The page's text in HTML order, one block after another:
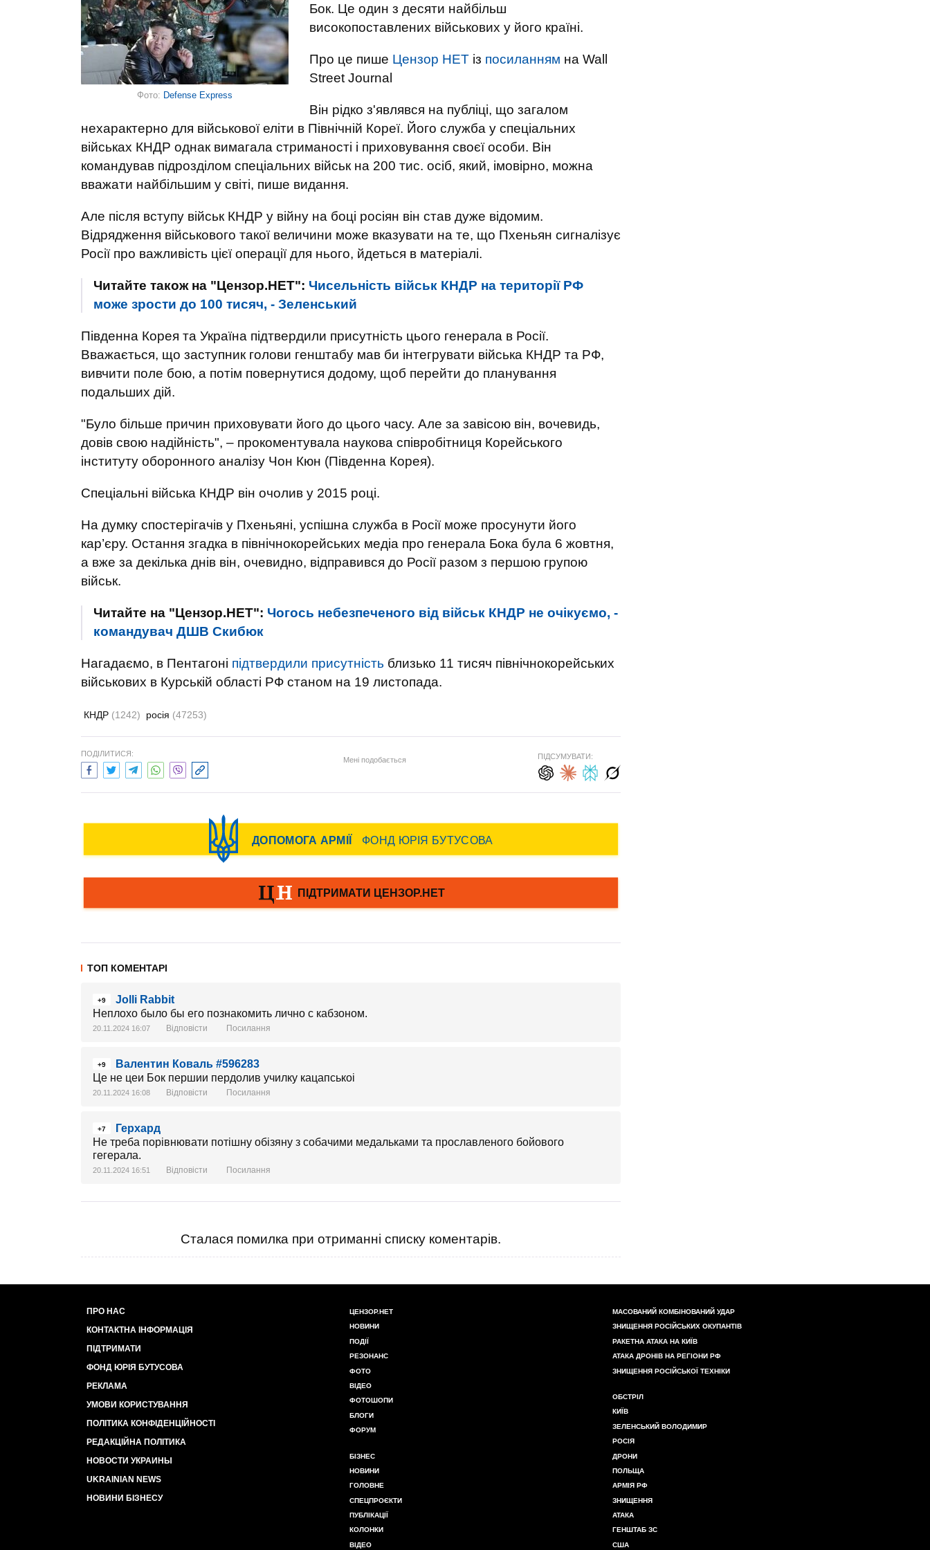
Фото: Defense Express
Бок. Це один з десяти найбільш
високопоставлених військових у його країні.
Про це пише Цензор НЕТ із посиланням на Wall
Street Journal
Він рідко з'являвся на публіці, що загалом
нехарактерно для військової еліти в Північній Кореї. Його служба у спеціальних
військах КНДР однак вимагала стриманості і приховування своєї особи. Він
командував підрозділом спеціальних військ на 200 тис. осіб, який, імовірно, можна
вважати найбільшим у світі, пише видання.
Але після вступу військ КНДР у війну на боці росіян він став дуже відомим.
Відрядження військового такої величини може вказувати на те, що Пхеньян сигналізує
Росії про важливість цієї операції для нього, йдеться в матеріалі.
Читайте також на "Цензор.НЕТ": Чисельність військ КНДР на території РФ
може зрости до 100 тисяч, - Зеленський
Південна Корея та Україна підтвердили присутність цього генерала в Росії.
Вважається, що заступник голови генштабу мав би інтегрувати війська КНДР та РФ,
вивчити поле бою, а потім повернутися додому, щоб перейти до планування
подальших дій.
"Було більше причин приховувати його до цього часу. Але за завісою він, вочевидь,
довів свою надійність", – прокоментувала наукова співробітниця Корейського
інституту оборонного аналізу Чон Кюн (Південна Корея).
Спеціальні війська КНДР він очолив у 2015 році.
На думку спостерігачів у Пхеньяні, успішна служба в Росії може просунути його
кар’єру. Остання згадка в північнокорейських медіа про генерала Бока була 6 жовтня,
а вже за декілька днів він, очевидно, відправився до Росії разом з першою групою
військ.
Читайте на "Цензор.НЕТ": Чогось небезпеченого від військ КНДР не очікуємо, -
командувач ДШВ Скибюк
Нагадаємо, в Пентагоні підтвердили присутність близько 11 тисяч північнокорейських
військових в Курській області РФ станом на 19 листопада.
КНДР (1242) росія (47253)
ПОДІЛИТИСЯ:
Мені подобається ПІДСУМУВАТИ:
ТОП КОМЕНТАРІ
+9
Jolli Rabbit
Неплохо было бы его познакомить лично с кабзоном.
20.11.2024 16:07 Відповісти Посилання
+9
Валентин Коваль #596283
Це не цеи Бок першии пердолив училку кацапськоі
20.11.2024 16:08 Відповісти Посилання
+7
Герхард
Не треба порівнювати потішну обізяну з собачими медальками та прославленого бойового
гегерала.
20.11.2024 16:51 Відповісти Посилання
Сталася помилка при отриманні списку коментарів.
ПРО НАС
КОНТАКТНА ІНФОРМАЦІЯ
ПІДТРИМАТИ
ФОНД ЮРІЯ БУТУСОВА
РЕКЛАМА
УМОВИ КОРИСТУВАННЯ
ПОЛІТИКА КОНФІДЕНЦІЙНОСТІ
РЕДАКЦІЙНА ПОЛІТИКА
НОВОСТИ УКРАИНЫ
UKRAINIAN NEWS
НОВИНИ БІЗНЕСУ
ЦЕНЗОР.НЕТ
НОВИНИ
ПОДІЇ
РЕЗОНАНС
ФОТО
ВІДЕО
ФОТОШОПИ
БЛОГИ
ФОРУМ
БІЗНЕС
НОВИНИ
ГОЛОВНЕ
СПЕЦПРОЄКТИ
ПУБЛІКАЦІЇ
КОЛОНКИ
ВІДЕО
МАСОВАНИЙ КОМБІНОВАНИЙ УДАР
ЗНИЩЕННЯ РОСІЙСЬКИХ ОКУПАНТІВ
РАКЕТНА АТАКА НА КИЇВ
АТАКА ДРОНІВ НА РЕГІОНИ РФ
ЗНИЩЕННЯ РОСІЙСЬКОЇ ТЕХНІКИ
ОБСТРІЛ
КИЇВ
ЗЕЛЕНСЬКИЙ ВОЛОДИМИР
РОСІЯ
ДРОНИ
ПОЛЬЩА
АРМІЯ РФ
ЗНИЩЕННЯ
АТАКА
ГЕНШТАБ ЗС
США